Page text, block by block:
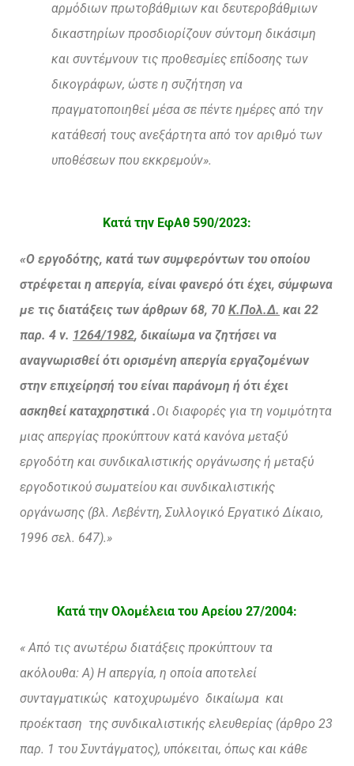
αρμόδιων πρωτοβάθμιων και δευτεροβάθμιων
δικαστηρίων προσδιορίζουν σύντομη δικάσιμη
και συντέμνουν τις προθεσμίες επίδοσης των
δικογράφων, ώστε η συζήτηση να
πραγματοποιηθεί μέσα σε πέντε ημέρες από την
κατάθεσή τους ανεξάρτητα από τον αριθμό των
υποθέσεων που εκκρεμούν».
Κατά την ΕφΑθ 590/2023:
«Ο εργοδότης, κατά των συμφερόντων του οποίου
στρέφεται η απεργία, είναι φανερό ότι έχει, σύμφωνα
με τις διατάξεις των άρθρων 68, 70 Κ.Πολ.Δ. και 22
παρ. 4 ν. 1264/1982, δικαίωμα να ζητήσει να
αναγνωρισθεί ότι ορισμένη απεργία εργαζομένων
στην επιχείρησή του είναι παράνομη ή ότι έχει
ασκηθεί καταχρηστικά .Οι διαφορές για τη νομιμότητα
μιας απεργίας προκύπτουν κατά κανόνα μεταξύ
εργοδότη και συνδικαλιστικής οργάνωσης ή μεταξύ
εργοδοτικού σωματείου και συνδικαλιστικής
οργάνωσης (βλ. Λεβέντη, Συλλογικό Εργατικό Δίκαιο,
1996 σελ. 647).»
Κατά την Ολομέλεια του Αρείου 27/2004:
« Από τις ανωτέρω διατάξεις προκύπτουν τα
ακόλουθα: Α) Η απεργία, η οποία αποτελεί
συνταγματικώς κατοχυρωμένο δικαίωμα και
προέκταση της συνδικαλιστικής ελευθερίας (άρθρο 23
παρ. 1 του Συντάγματος), υπόκειται, όπως και κάθε